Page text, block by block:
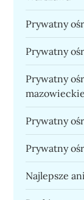
Prywatny
Prywatny
Prywatny
mazowieckie
Prywatny
Prywatny
Najlepsze